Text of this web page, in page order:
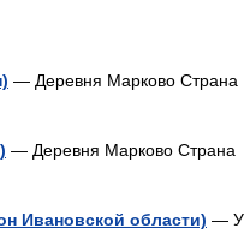
— Деревня Марково Страна
— Деревня Марково Страна
Ивановской области) — У